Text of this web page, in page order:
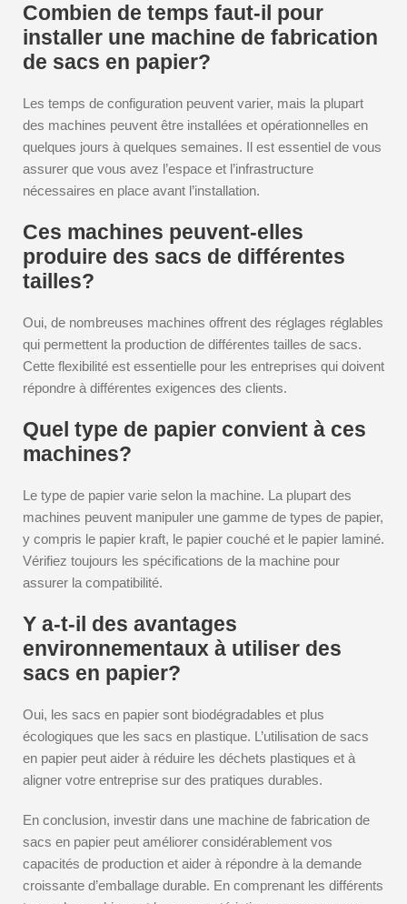
Combien de temps faut-il pour
installer une machine de fabrication
de sacs en papier?
Les temps de configuration peuvent varier, mais la plupart
des machines peuvent être installées et opérationnelles en
quelques jours à quelques semaines. Il est essentiel de vous
assurer que vous avez l’espace et l’infrastructure
nécessaires en place avant l’installation.
Ces machines peuvent-elles
produire des sacs de différentes
tailles?
Oui, de nombreuses machines offrent des réglages réglables
qui permettent la production de différentes tailles de sacs.
Cette flexibilité est essentielle pour les entreprises qui doivent
répondre à différentes exigences des clients.
Quel type de papier convient à ces
machines?
Le type de papier varie selon la machine. La plupart des
machines peuvent manipuler une gamme de types de papier,
y compris le papier kraft, le papier couché et le papier laminé.
Vérifiez toujours les spécifications de la machine pour
assurer la compatibilité.
Y a-t-il des avantages
environnementaux à utiliser des
sacs en papier?
Oui, les sacs en papier sont biodégradables et plus
écologiques que les sacs en plastique. L’utilisation de sacs
en papier peut aider à réduire les déchets plastiques et à
aligner votre entreprise sur des pratiques durables.
En conclusion, investir dans une machine de fabrication de
sacs en papier peut améliorer considérablement vos
capacités de production et aider à répondre à la demande
croissante d’emballage durable. En comprenant les différents